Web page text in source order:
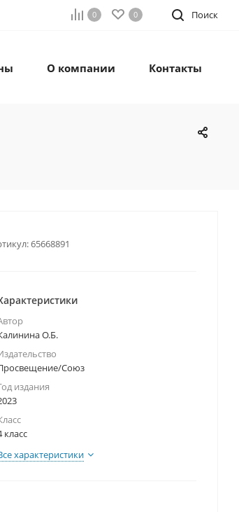
Поиск
0 0
О компании Контакты
65668891
О.Б.
Союз
издания
класс
характеристики